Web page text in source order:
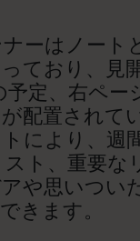
ーはノート
ており、見
予定、右ペー
配置されて
により、週
スト、重要な
や思いつい
きます。